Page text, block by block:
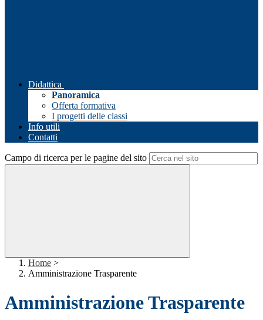
Didattica
Panoramica
Offerta formativa
I progetti delle classi
Info utili
Contatti
Campo di ricerca per le pagine del sito
Home >
Amministrazione Trasparente
Amministrazione Trasparente